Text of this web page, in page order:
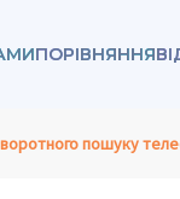
ПОРІВНЯННЯ
пошуку